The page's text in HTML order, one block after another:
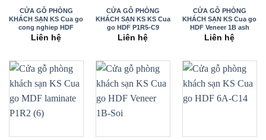
CỬA GỖ PHÒNG
KHÁCH SẠN KS Cua go
cong nghiep HDF
Veneer 2A cam xe
Liên hệ
CỬA GỖ PHÒNG
KHÁCH SẠN KS KS Cua
go HDF P1R5-C9
Liên hệ
CỬA GỖ PHÒNG
KHÁCH SẠN KS Cua go
HDF Veneer 1B ash
Liên hệ